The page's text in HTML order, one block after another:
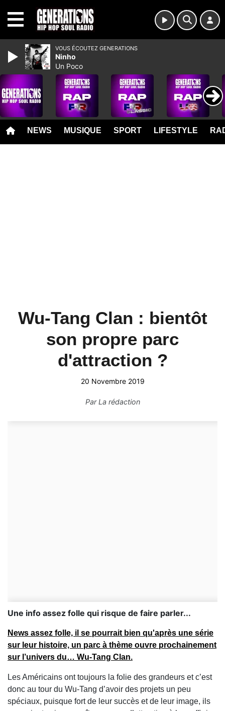
NEWS MUSIQUE SPORT LIFESTYLE
Wu-Tang Clan : bientôt
son propre parc
d'attraction ?
20 Novembre 2019
ParLa rédaction
Une info assez folle qui risque de faire parler...
News assez folle, il se pourrait bien qu'après une série
sur leur histoire, un parc à thème ouvre prochainement
sur l’univers du… Wu-Tang Clan.
Les Américains ont toujours la folie des grandeurs et c’est
donc au tour du Wu-Tang d’avoir des projets un peu
spéciaux, puisque fort de leur succès et de leur image, ils
VOUS ÉCOUTEZ GENERATIONS
Ninho
Un Poco